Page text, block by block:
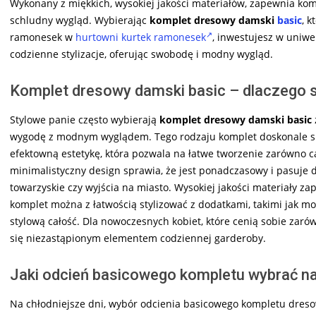
Wykonany z miękkich, wysokiej jakości materiałów, zapewnia
schludny wygląd. Wybierając komplet dresowy damski basic,
ramonesek w hurtowni kurtek ramonesek , inwestujesz w
codzienne stylizacje, oferując swobodę i modny wygląd.
Komplet dresowy damski basic –
Stylowe panie często wybierają komplet dresowy damski basic
wygodę z modnym wyglądem. Tego rodzaju komplet
efektowną estetykę, która pozwala na łatwe tworzenie zarówno
minimalistyczny design sprawia, że jest ponadczasowy i pasuje
towarzyskie czy wyjścia na miasto. Wysokiej jakości materiały
komplet można z łatwością stylizować z dodatkami, takimi jak
stylową całość. Dla nowoczesnych kobiet, które cenią sobie
się niezastąpionym elementem codziennej garderoby.
Jaki odcień basicowego kompletu wybrać
Na chłodniejsze dni, wybór odcienia basicowego kompletu